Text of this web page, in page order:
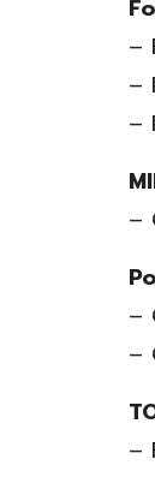
–
–
–
–
–
–
–